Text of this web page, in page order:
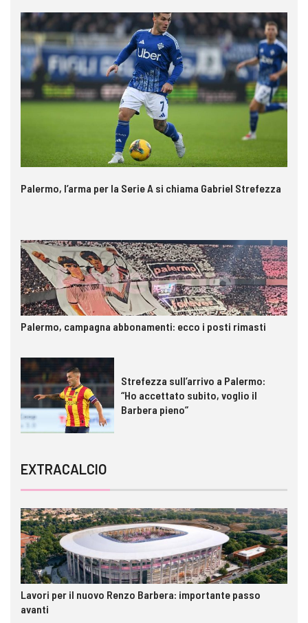
Palermo, l’arma per la Serie A si chiama Gabriel Strefezza
Palermo, campagna abbonamenti: ecco i posti rimasti
Strefezza sull’arrivo a Palermo:
“Ho accettato subito, voglio il
Barbera pieno”
EXTRACALCIO
Lavori per il nuovo Renzo Barbera: importante passo
avanti